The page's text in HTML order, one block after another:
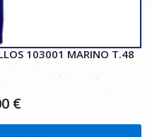
103001 MARINO T.48
€